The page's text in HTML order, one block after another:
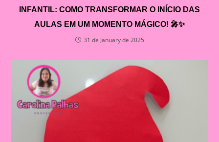
INFANTIL: COMO TRANSFORMAR O INÍCIO DAS
AULAS EM UM MOMENTO MÁGICO! 🎤✨
31 de January de 2025